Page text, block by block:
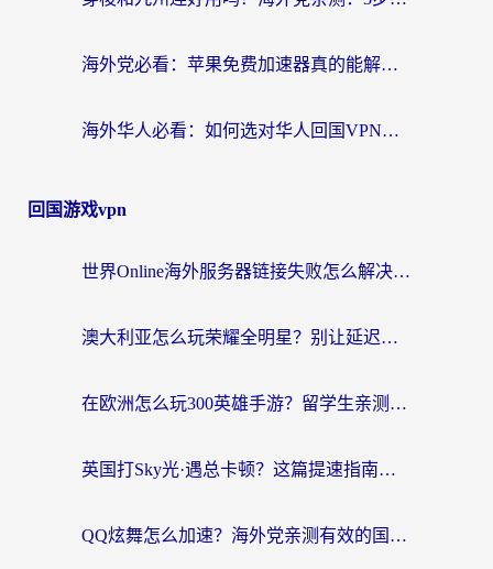
海外党必看：苹果免费加速器真的能解决回国访问难题吗？附实测对比与全平台方案
海外华人必看：如何选对华人回国VPN，无缝刷国内剧、玩手游？
回国游戏vpn
世界Online海外服务器链接失败怎么解决？告别卡顿延迟，海外玩国服游戏的正确打开方式
澳大利亚怎么玩荣耀全明星？别让延迟毁了你的连招！海外党专属加速攻略
在欧洲怎么玩300英雄手游？留学生亲测有效的国服游戏加速指南
英国打Sky光·遇总卡顿？这篇提速指南帮你找回治愈感
QQ炫舞怎么加速？海外党亲测有效的国服游戏加速指南（附失落城堡金铲铲之战解决方案）